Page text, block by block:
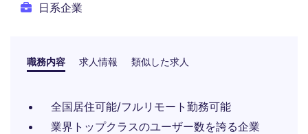
日系企業
職務内容 求人情報 類似した求人
全国居住可能/フルリモート勤務可能
業界トップクラスのユーザー数を誇る企業